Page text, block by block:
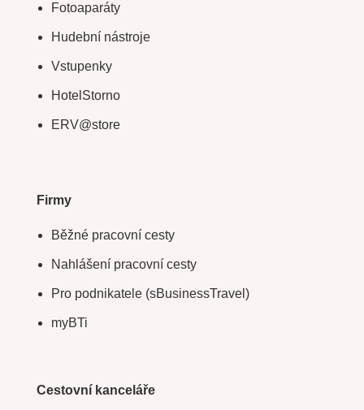
Fotoaparáty
Hudební nástroje
Vstupenky
HotelStorno
ERV@store
Firmy
Běžné pracovní cesty
Nahlášení pracovní cesty
Pro podnikatele (sBusinessTravel)
myBTi
Cestovní kanceláře